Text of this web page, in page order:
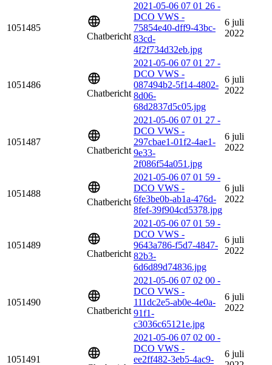
1051485
Chatbericht
2021-05-06 07 01 26 -
DCO VWS -
75854e40-dff9-43bc-
83cd-
4f2f734d32eb.jpg
6 juli
2022
1051486
Chatbericht
2021-05-06 07 01 27 -
DCO VWS -
087494b2-5f14-4802-
8d06-
68d2837d5c05.jpg
6 juli
2022
1051487
Chatbericht
2021-05-06 07 01 27 -
DCO VWS -
297cbae1-01f2-4ae1-
9e33-
2f086f54a051.jpg
6 juli
2022
1051488
Chatbericht
2021-05-06 07 01 59 -
DCO VWS -
6fe3be0b-ab1a-476d-
8fef-39f904cd5378.jpg
6 juli
2022
1051489
Chatbericht
2021-05-06 07 01 59 -
DCO VWS -
9643a786-f5d7-4847-
82b3-
6d6d89d74836.jpg
6 juli
2022
1051490
Chatbericht
2021-05-06 07 02 00 -
DCO VWS -
111dc2e5-ab0e-4e0a-
91f1-
c3036c65121e.jpg
6 juli
2022
1051491
2021-05-06 07 02 00 -
DCO VWS -
ee2ff482-3eb5-4ac9-
6 juli